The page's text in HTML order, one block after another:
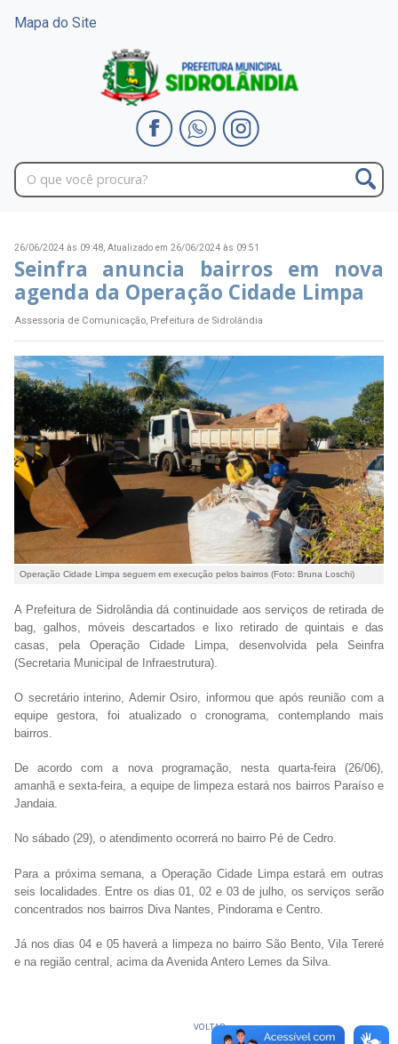
Mapa do Site
26/06/2024 às 09:48, Atualizado em 26/06/2024 às 09:51
Seinfra anuncia bairros em nova
agenda da Operação Cidade Limpa
Assessoria de Comunicação, Prefeitura de Sidrolândia
Operação Cidade Limpa seguem em execução pelos bairros (Foto: Bruna Loschi)
A Prefeitura de Sidrolândia dá continuidade aos serviços de retirada de
bag, galhos, móveis descartados e lixo retirado de quintais e das
casas, pela Operação Cidade Limpa, desenvolvida pela Seinfra
(Secretaria Municipal de Infraestrutura).
O secretário interino, Ademir Osiro, informou que após reunião com a
equipe gestora, foi atualizado o cronograma, contemplando mais
bairros.
De acordo com a nova programação, nesta quarta-feira (26/06),
amanhã e sexta-feira, a equipe de limpeza estará nos bairros Paraíso e
Jandaia.
No sábado (29), o atendimento ocorrerá no bairro Pé de Cedro.
Para a próxima semana, a Operação Cidade Limpa estará em outras
seis localidades. Entre os dias 01, 02 e 03 de julho, os serviços serão
concentrados nos bairros Diva Nantes, Pindorama e Centro.
Já nos dias 04 e 05 haverá a limpeza no bairro São Bento, Vila Tereré
e na região central, acima da Avenida Antero Lemes da Silva.
VOLTAR